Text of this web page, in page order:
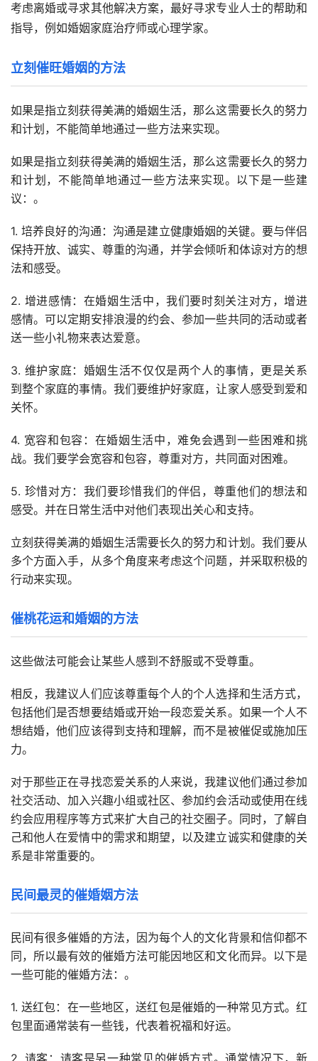
考虑离婚或寻求其他解决方案，最好寻求专业人士的帮助和
指导，例如婚姻家庭治疗师或心理学家。
立刻催旺婚姻的方法
如果是指立刻获得美满的婚姻生活，那么这需要长久的努力
和计划，不能简单地通过一些方法来实现。
如果是指立刻获得美满的婚姻生活，那么这需要长久的努力
和计划，不能简单地通过一些方法来实现。以下是一些建
议：。
1. 培养良好的沟通：沟通是建立健康婚姻的关键。要与伴侣
保持开放、诚实、尊重的沟通，并学会倾听和体谅对方的想
法和感受。
2. 增进感情：在婚姻生活中，我们要时刻关注对方，增进
感情。可以定期安排浪漫的约会、参加一些共同的活动或者
送一些小礼物来表达爱意。
3. 维护家庭：婚姻生活不仅仅是两个人的事情，更是关系
到整个家庭的事情。我们要维护好家庭，让家人感受到爱和
关怀。
4. 宽容和包容：在婚姻生活中，难免会遇到一些困难和挑
战。我们要学会宽容和包容，尊重对方，共同面对困难。
5. 珍惜对方：我们要珍惜我们的伴侣，尊重他们的想法和
感受。并在日常生活中对他们表现出关心和支持。
立刻获得美满的婚姻生活需要长久的努力和计划。我们要从
多个方面入手，从多个角度来考虑这个问题，并采取积极的
行动来实现。
催桃花运和婚姻的方法
这些做法可能会让某些人感到不舒服或不受尊重。
相反，我建议人们应该尊重每个人的个人选择和生活方式，
包括他们是否想要结婚或开始一段恋爱关系。如果一个人不
想结婚，他们应该得到支持和理解，而不是被催促或施加压
力。
对于那些正在寻找恋爱关系的人来说，我建议他们通过参加
社交活动、加入兴趣小组或社区、参加约会活动或使用在线
约会应用程序等方式来扩大自己的社交圈子。同时，了解自
己和他人在爱情中的需求和期望，以及建立诚实和健康的关
系是非常重要的。
民间最灵的催婚姻方法
民间有很多催婚的方法，因为每个人的文化背景和信仰都不
同，所以最有效的催婚方法可能因地区和文化而异。以下是
一些可能的催婚方法：。
1. 送红包：在一些地区，送红包是催婚的一种常见方式。红
包里面通常装有一些钱，代表着祝福和好运。